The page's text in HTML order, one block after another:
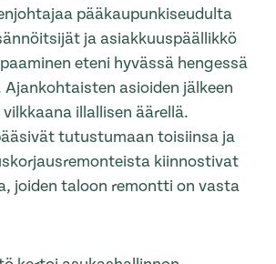
pääkaupunkiseudulta
ja asiakkuuspäällikkö
eteni hyvässä hengessä
asioiden jälkeen
illallisen äärellä.
tutustumaan toisiinsa ja
kiinnostivat
joiden taloon remontti on vasta